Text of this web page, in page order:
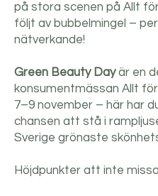
på stora scenen på Allt
följt av bubbelmingel –
nätverkande!
Green Beauty Dayär en
konsumentmässan Allt
7–9 november – här har
chansen att stå i
Sverige grönaste
Höjdpunkter att inte